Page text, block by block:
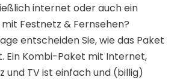
internet oder auch ein
Festnetz & Fernsehen?
entscheiden Sie, wie das Paket
Ein Kombi-Paket mit Internet,
und TV ist einfach und (billig)